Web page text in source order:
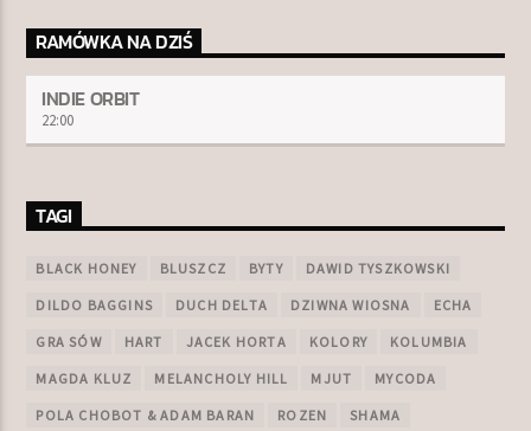
RAMÓWKA NA DZIŚ
INDIE ORBIT
22:00
TAGI
BLACK HONEY BLUSZCZ BYTY DAWID TYSZKOWSKI
DILDO BAGGINS DUCH DELTA DZIWNA WIOSNA ECHA
GRA SÓW HART JACEK HORTA KOLORY KOLUMBIA
MAGDA KLUZ MELANCHOLY HILL MJUT MYCODA
POLA CHOBOT & ADAM BARAN ROZEN SHAMA